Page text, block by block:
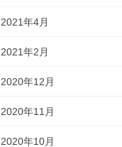
2021年4月
2021年2月
2020年12月
2020年11月
2020年10月